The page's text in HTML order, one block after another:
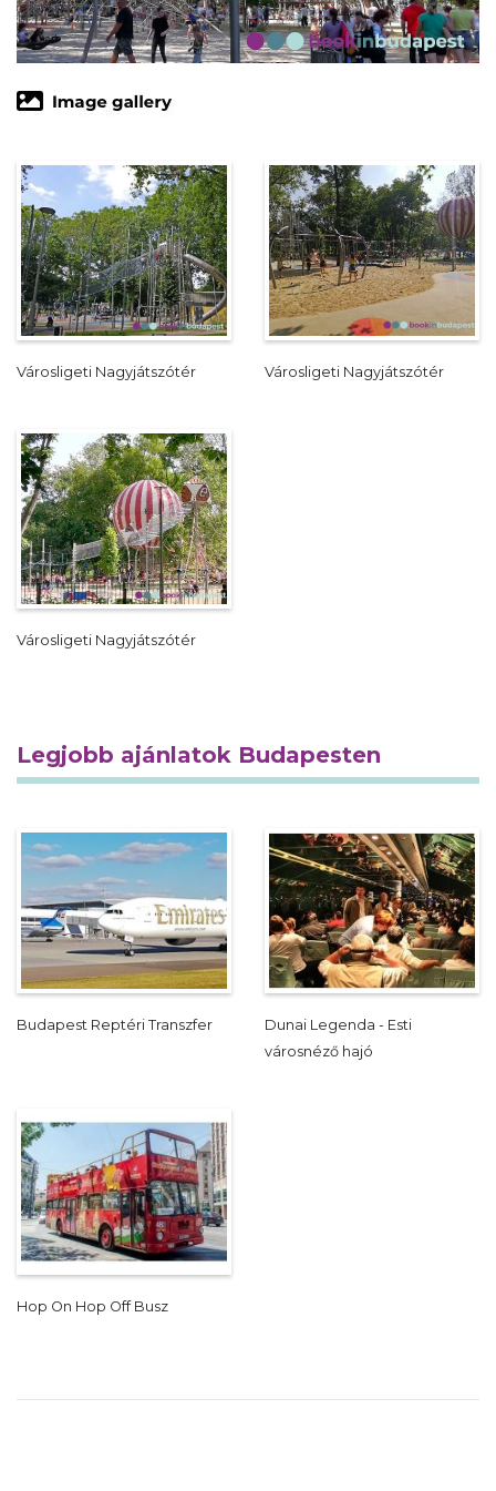
Városligeti Nagyjátszótér Városligeti Nagyjátszótér
Városligeti Nagyjátszótér
Legjobb ajánlatok Budapesten
Budapest Reptéri Transzfer
Dunai Legenda - Esti
városnéző hajó
Hop On Hop Off Busz